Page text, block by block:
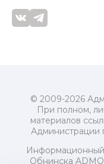
© 2009-2026
При полном,
материалов
Администрации
Обнинска